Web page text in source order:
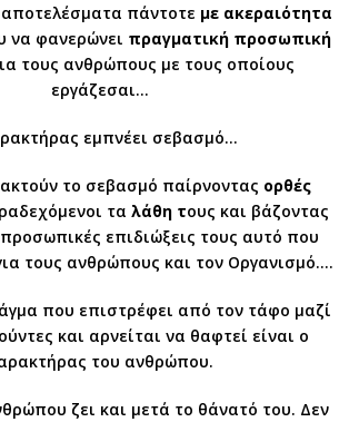
πάντοτε με ακεραιότητα
να φανερώνει πραγματική προσωπική
τους ανθρώπους με τους οποίους
εργάζεσαι…
εμπνέει σεβασμό…
το σεβασμό παίρνοντας ορθές
τα λάθη τους και βάζοντας
επιδιώξεις τους αυτό που
τους ανθρώπους και τον Οργανισμό….
που επιστρέφει από τον τάφο μαζί
και αρνείται να θαφτεί είναι ο
του ανθρώπου.
ζει και μετά το θάνατό του. Δεν